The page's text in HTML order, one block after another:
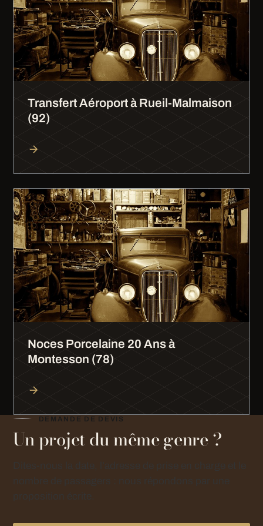
Transfert Aéroport à Rueil-Malmaison
(92)
Noces Porcelaine 20 Ans à
Montesson (78)
DEMANDE DE DEVIS
Un projet du même genre ?